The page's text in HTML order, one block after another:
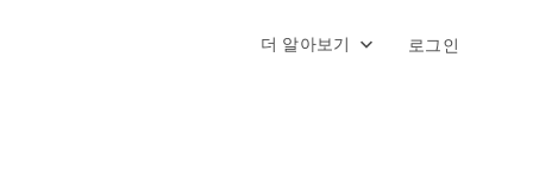
더 알아보기 로그인